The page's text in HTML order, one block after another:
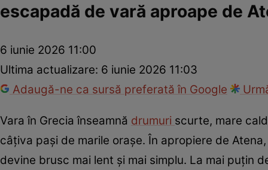
escapadă de vară aproape de
6 iunie 2026 11:00
Ultima actualizare: 6 iunie 2026 11:03
Adaugă-ne ca sursă preferată în Google
Vara în Grecia înseamnă drumuri scurte, mare
câțiva pași de marile orașe. În apropiere de
devine brusc mai lent și mai simplu. La mai puțin